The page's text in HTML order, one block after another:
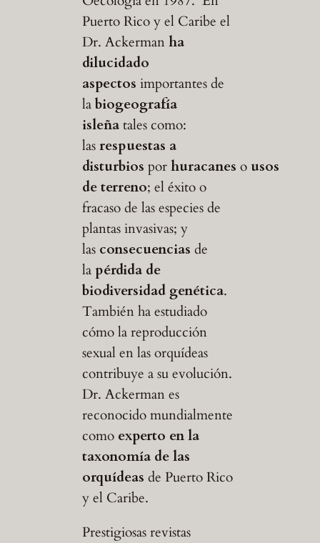
Puerto Rico y el Caribe el
Dr. Ackermanha
dilucidado
aspectos importantes de
labiogeografía
isleñatales como:
lasrespuestas a
disturbios porhuracanes o usos
de terreno; el éxito o
fracaso de las especies de
plantas invasivas; y
las consecuencias de
lapérdida de
biodiversidad genética.
También ha estudiado
cómo la reproducción
sexual en las orquídeas
contribuye a su evolución.
Dr. Ackerman es
reconocido mundialmente
como experto en la
taxonomía de las
orquídeas de Puerto Rico
y el Caribe.
Prestigiosas revistas